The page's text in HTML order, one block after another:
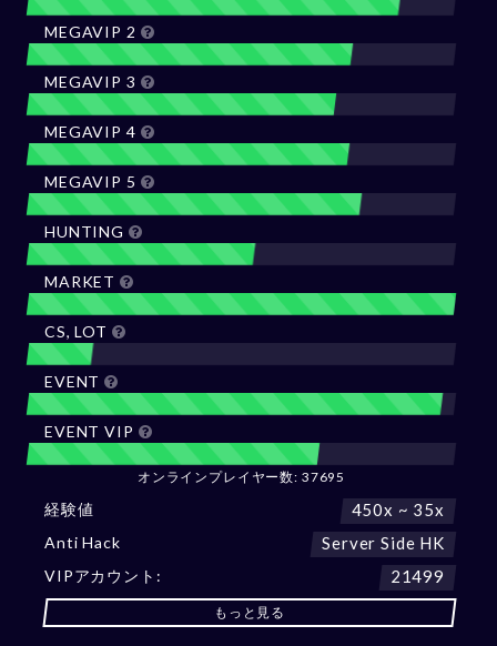
MEGAVIP 2
MEGAVIP 3
MEGAVIP 4
MEGAVIP 5
HUNTING
MARKET
CS, LOT
EVENT
EVENT VIP
オンラインプレイヤー数: 37695
経験値 450x ~ 35x
Anti Hack Server Side HK
VIPアカウント: 21499
もっと見る